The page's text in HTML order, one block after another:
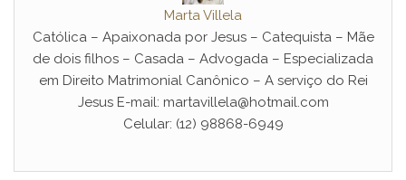
Marta Villela
Católica – Apaixonada por Jesus – Catequista – Mãe
de dois filhos – Casada – Advogada – Especializada
em Direito Matrimonial Canônico – A serviço do Rei
Jesus E-mail: martavillela@hotmail.com
Celular: (12) 98868-6949